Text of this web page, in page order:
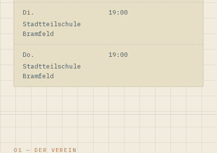
Di.
19:00
Stadtteilschule
Bramfeld
Do.
19:00
Stadtteilschule
Bramfeld
01 — DER VEREIN